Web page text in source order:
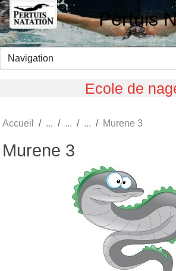
Pertuis
Ecole de
Accueil Murene 3
Murene 3
Panneau de gestion des cookies